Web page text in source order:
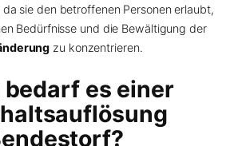
sie den betroffenen Personen erlaubt,
Bedürfnisse und die Bewältigung der
zu konzentrieren.
bedarf es einer